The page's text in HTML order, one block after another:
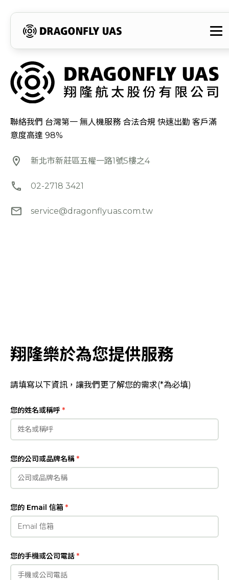
聯
絡
翔
隆
航
太
速
協
助
您
的
無
人
機
需
填
聯
單，
我
作
天
內
覆
您
無
機
目
聯
資
址
聯絡我們 台灣第一 無人機服務 合法合規 快速出勤 客戶滿
意度高達 98%
新北市新莊區五權一路1號5樓之4
02-2718 3421
service@dragonflyuas.com.tw
翔隆樂於為您提供服務
請填寫以下資訊，讓我們更了解您的需求(*為必填)
您的姓名或稱呼 *
您的公司或品牌名稱 *
您的 Email 信箱 *
您的手機或公司電話 *